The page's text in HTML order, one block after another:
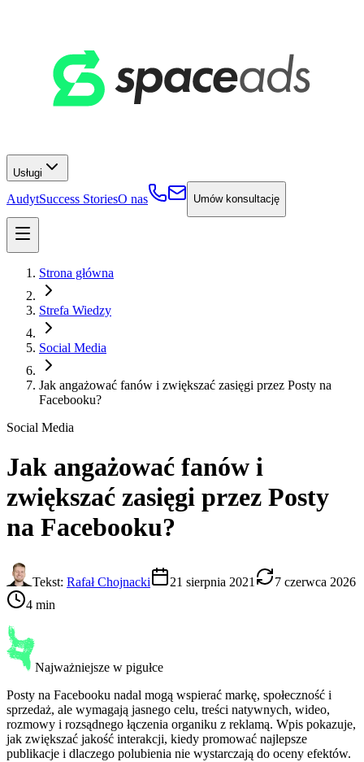
Usługi
AudytSuccess StoriesO nas Umów konsultację
Strona główna
Strefa Wiedzy
Social Media
Jak angażować fanów i zwiększać zasięgi przez Posty na
Facebooku?
Social Media
Jak angażować fanów i
zwiększać zasięgi przez Posty
na Facebooku?
Tekst: Rafał Chojnacki 21 sierpnia 2021
7 czerwca 2026
4 min
Najważniejsze w pigułce
Posty na Facebooku nadal mogą wspierać markę, społeczność i
sprzedaż, ale wymagają jasnego celu, treści natywnych, wideo,
rozmowy i rozsądnego łączenia organiku z reklamą. Wpis pokazuje,
jak zwiększać jakość interakcji, kiedy promować najlepsze
publikacje i dlaczego polubienia nie wystarczają do oceny efektów.